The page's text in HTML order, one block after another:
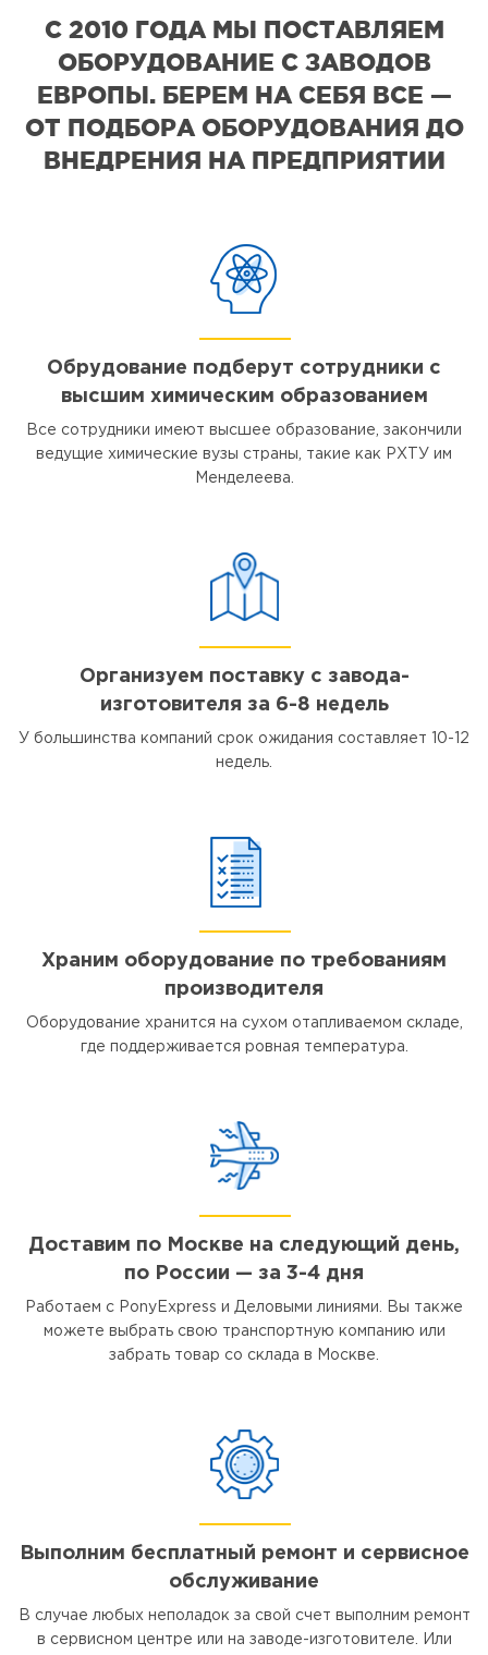
С 2010 ГОДА МЫ ПОСТАВЛЯЕМ
ОБОРУДОВАНИЕ С ЗАВОДОВ
ЕВРОПЫ. БЕРЕМ НА СЕБЯ ВСЕ —
ОТ ПОДБОРА ОБОРУДОВАНИЯ ДО
ВНЕДРЕНИЯ НА ПРЕДПРИЯТИИ
Обрудование подберут сотрудники с
высшим химическим образованием
Все сотрудники имеют высшее образование, закончили
ведущие химические вузы страны, такие как РХТУ им
Менделеева.
Организуем поставку с завода-
изготовителя за 6-8 недель
У большинства компаний срок ожидания составляет 10-12
недель.
Храним оборудование по требованиям
производителя
Оборудование хранится на сухом отапливаемом складе,
где поддерживается ровная температура.
Доставим по Москве на следующий день,
по России — за 3-4 дня
Работаем с PonyExpress и Деловыми линиями. Вы также
можете выбрать свою транспортную компанию или
забрать товар со склада в Москве.
Выполним бесплатный ремонт и сервисное
обслуживание
В случае любых неполадок за свой счет выполним ремонт
в сервисном центре или на заводе-изготовителе. Или